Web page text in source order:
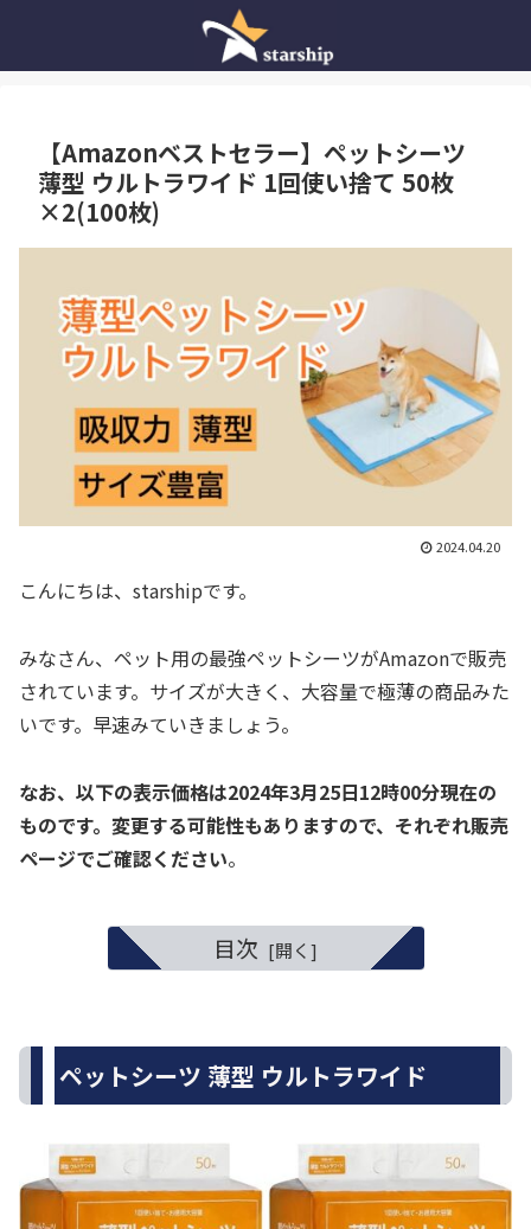
【Amazonベストセラー】ペットシーツ
薄型 ウルトラワイド 1回使い捨て 50枚
×2(100枚)
2024.04.20
こんにちは、starshipです。
みなさん、ペット用の最強ペットシーツがAmazonで販売
されています。サイズが大きく、大容量で極薄の商品みた
いです。早速みていきましょう。
なお、以下の表示価格は2024年3月25日12時00分現在の
ものです。変更する可能性もありますので、それぞれ販売
ページでご確認ください。
目次
ペットシーツ 薄型 ウルトラワイド